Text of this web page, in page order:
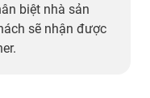
biệt nhà sản
sẽ nhận được